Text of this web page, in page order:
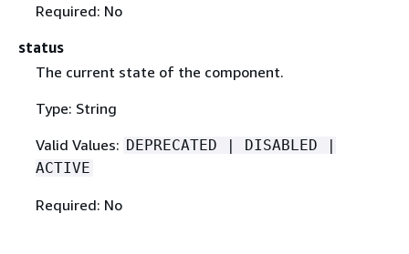
Required: No
status
The current state of the component.
Type: String
Valid Values: DEPRECATED | DISABLED |
ACTIVE
Required: No